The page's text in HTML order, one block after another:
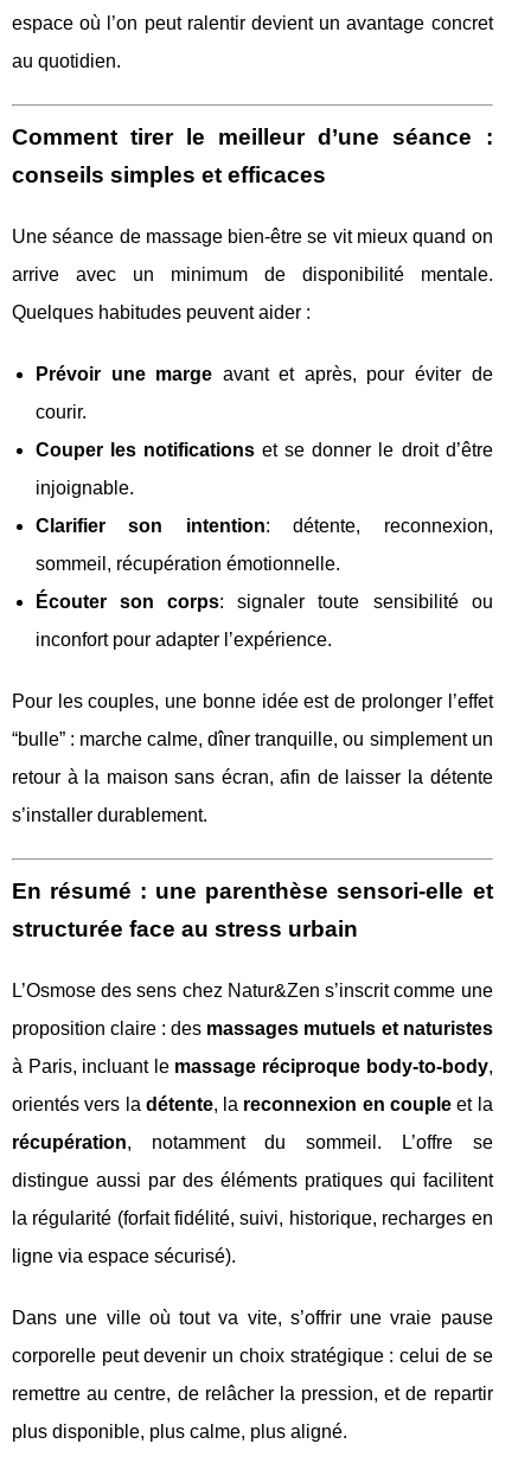
espace où l’on peut ralentir devient un avantage concret
au quotidien.
Comment tirer le meilleur d’une séance :
conseils simples et efficaces
Une séance de massage bien-être se vit mieux quand on
arrive avec un minimum de disponibilité mentale.
Quelques habitudes peuvent aider :
Prévoir une marge avant et après, pour éviter de
courir.
Couper les notifications et se donner le droit d’être
injoignable.
Clarifier son intention: détente, reconnexion,
sommeil, récupération émotionnelle.
Écouter son corps: signaler toute sensibilité ou
inconfort pour adapter l’expérience.
Pour les couples, une bonne idée est de prolonger l’effet
“bulle” : marche calme, dîner tranquille, ou simplement un
retour à la maison sans écran, afin de laisser la détente
s’installer durablement.
En résumé : une parenthèse sensori-elle et
structurée face au stress urbain
L’Osmose des sens chez Natur&Zen s’inscrit comme une
proposition claire : des massages mutuels et naturistes
à Paris, incluant le massage réciproque body-to-body,
orientés vers la détente, la reconnexion en couple et la
récupération, notamment du sommeil. L’offre se
distingue aussi par des éléments pratiques qui facilitent
la régularité (forfait fidélité, suivi, historique, recharges en
ligne via espace sécurisé).
Dans une ville où tout va vite, s’offrir une vraie pause
corporelle peut devenir un choix stratégique : celui de se
remettre au centre, de relâcher la pression, et de repartir
plus disponible, plus calme, plus aligné.